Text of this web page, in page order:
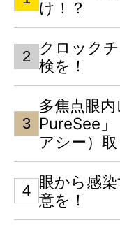
け！？
クロック
検を！
多焦点眼
PureSee」
アシー）
眼から感
意を！